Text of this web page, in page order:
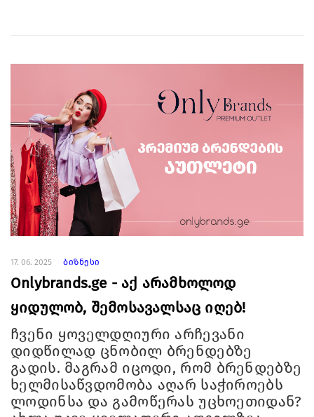
17. 06. 2025 ბიზნესი
Onlybrands.ge - აქ არამხოლოდ
ყიდულობ, შემოსავალსაც იღებ!
ჩვენი ყოველდღიური არჩევანი
დიდწილად ცნობილ ბრენდებზე
გადის. მაგრამ იცოდი, რომ ბრენდებზე
ხელმისაწვდომობა აღარ საჭიროებს
ლოდინსა და გამოწერას უცხოეთიდან?